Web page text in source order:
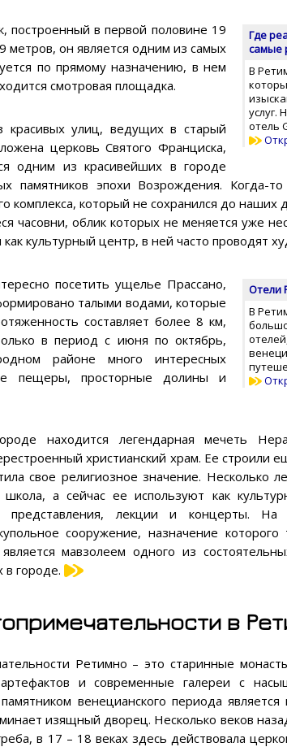
Где
самые
В
услуг.
отель
построенный в первой половине 19
метров, он является одним из самых
по прямому назначению, в нем
смотровая площадка.
улиц, ведущих в старый
церковь Святого Франциска,
одним из красивейших в городе
памятников эпохи Возрождения. Когда-
комплекса, который не сохранился до
часовни, облик которых не меняется уже
как культурный центр, в ней часто проводят
Отели
В
посетить ущелье Прассано,
талыми водами, которые
составляет более 8 км,
в период с июня по октябрь,
районе много интересных
пещеры, просторные долины и
находится легендарная мечеть
христианский храм. Ее строили
свое религиозное значение. Несколько
школа, а сейчас ее используют как
представления, лекции и концерты. На
сооружение, назначение
мавзолеем одного из
городе.
в
Ретимно – это старинные
и современные галереи с
венецианского периода
изящный дворец. Несколько веков
в 17 – 18 веках здесь действовала